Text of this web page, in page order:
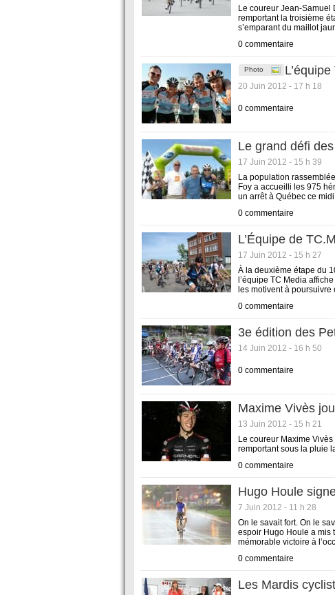
Le coureur Jean-Samuel
remportant la troisième
s’emparant du maillot
0 commentaire
Photo
20 Juin 2012 - 17 h 18
0 commentaire
Le grand défi
17 Juin 2012 - 15 h 39
La population
Foy a accueilli les 975
un arrêt à Québec ce
0 commentaire
L’Équipe de
17 Juin 2012 - 15 h 27
À la deuxième étape du
l’équipe TC Media
les motivent à
0 commentaire
3e édition des
14 Juin 2012 - 16 h 50
0 commentaire
Maxime Vivès
13 Juin 2012 - 15 h 21
Le coureur Maxime
remportant sous la pluie
0 commentaire
Hugo Houle
7 Juin 2012 - 11 h 28
On le savait fort. On le
espoir Hugo Houle a mis
mémorable victoire à
0 commentaire
Les Mardis